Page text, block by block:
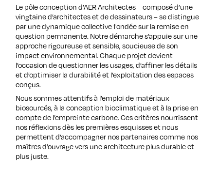
Le pôle conception d’AER Architectes – composé d’une
vingtaine d’architectes et de dessinateurs – se distingue
par une dynamique collective fondée sur la remise en
question permanente. Notre démarche s’appuie sur une
approche rigoureuse et sensible, soucieuse de son
impact environnemental. Chaque projet devient
l’occasion de questionner les usages, d’affiner les détails
et d’optimiser la durabilité et l’exploitation des espaces
conçus.
Nous sommes attentifs à l’emploi de matériaux
biosourcés, à la conception bioclimatique et à la prise en
compte de l’empreinte carbone. Ces critères nourrissent
nos réflexions dès les premières esquisses et nous
permettent d’accompagner nos partenaires comme nos
maîtres d’ouvrage vers une architecture plus durable et
plus juste.